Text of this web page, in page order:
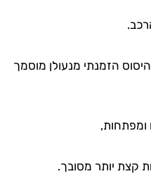
הזמנתי מנעולן מוסמך
ומפתחות,
קצת יותר מסובך.